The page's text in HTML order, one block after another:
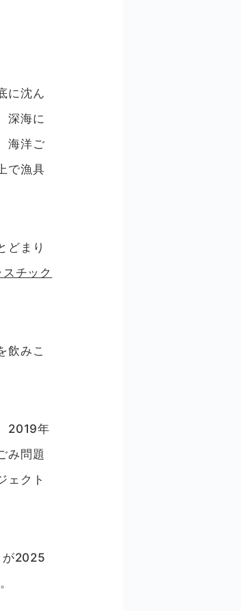
に沈ん
深海に
海洋ご
で漁具
どまり
チック
飲みこ
2019年
み問題
ェクト
が2025